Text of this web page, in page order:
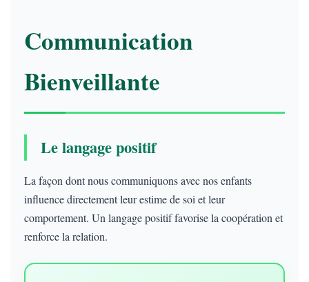
Communication
Bienveillante
Le langage positif
La façon dont nous communiquons avec nos enfants
influence directement leur estime de soi et leur
comportement. Un langage positif favorise la coopération et
renforce la relation.